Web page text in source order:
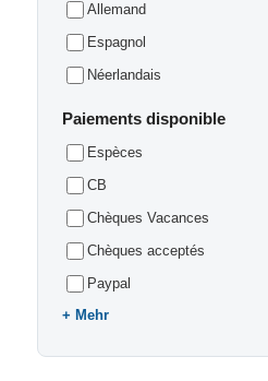
Allemand
Espagnol
Néerlandais
Paiements disponible
Espèces
CB
Chèques Vacances
Chèques acceptés
Paypal
Mehr